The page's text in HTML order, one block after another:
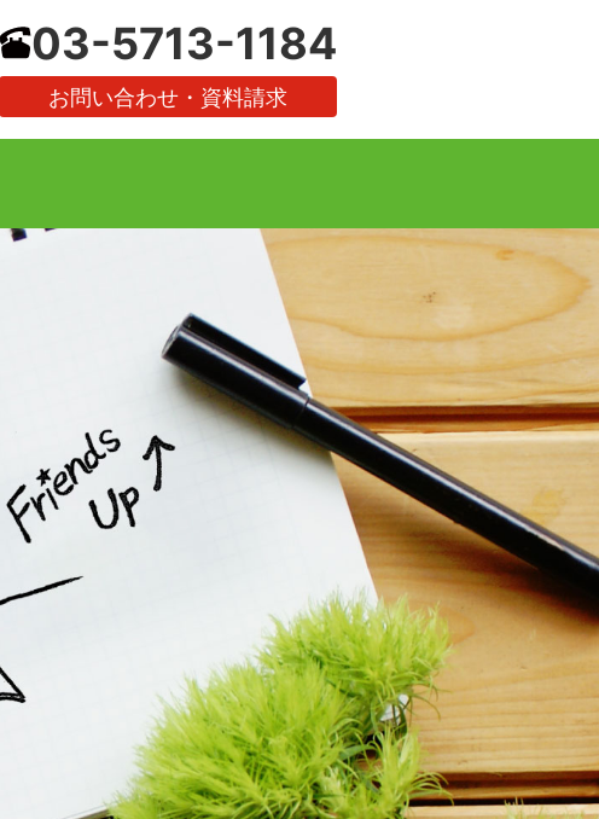
03-5713-1184
お問い合わせ・資料請求